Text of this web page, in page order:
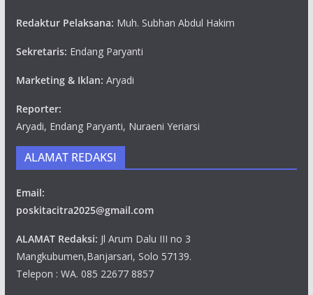
Redaktur Pelaksana: Muh. Subhan Abdul Hakim
Sekretaris: Endang Paryanti
Marketing & Iklan: Aryadi
Reporter:
Aryadi, Endang Paryanti, Nuraeni Yeriarsi
ALAMAT REDAKSI
Email:
poskitacitra2025@gmail.com
ALAMAT Redaksi: Jl Arum Dalu III no 3
Mangkubumen,Banjarsari, Solo 57139.
Telepon : WA. 085 22677 8857